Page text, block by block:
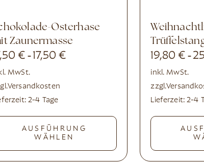
Zaunermasse
€ -17,50€
MwSt.
Versandkosten
2-4 Tage
AUSFÜHRUNG
WÄHLEN
Weihnachtliche
19,80€ -
inkl. MwSt.
zzgl.
Lieferzeit:2-4